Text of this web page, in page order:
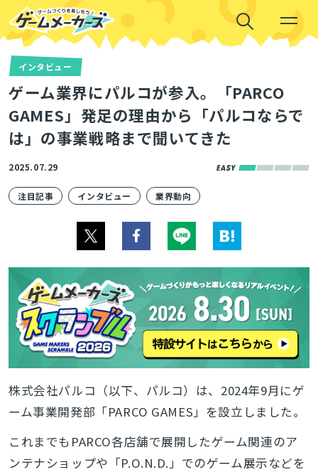
インタビュー
ゲーム業界にパルコが参入。「PARCO
GAMES」発足の理由から「パルコならで
は」の事業戦略まで聞いてきた
2025.07.29
注目記事 インタビュー 業界動向
株式会社パルコ（以下、パルコ）は、2024年9月にゲ
ーム事業開発部「PARCO GAMES」を設立しました。
これまでもPARCO各店舗で展開したゲーム関連のア
ンテナショップや「P.O.N.D.」でのゲーム展示などを